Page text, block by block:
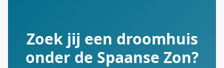
Zoek jij een droomhuis
onder de Spaanse Zon?